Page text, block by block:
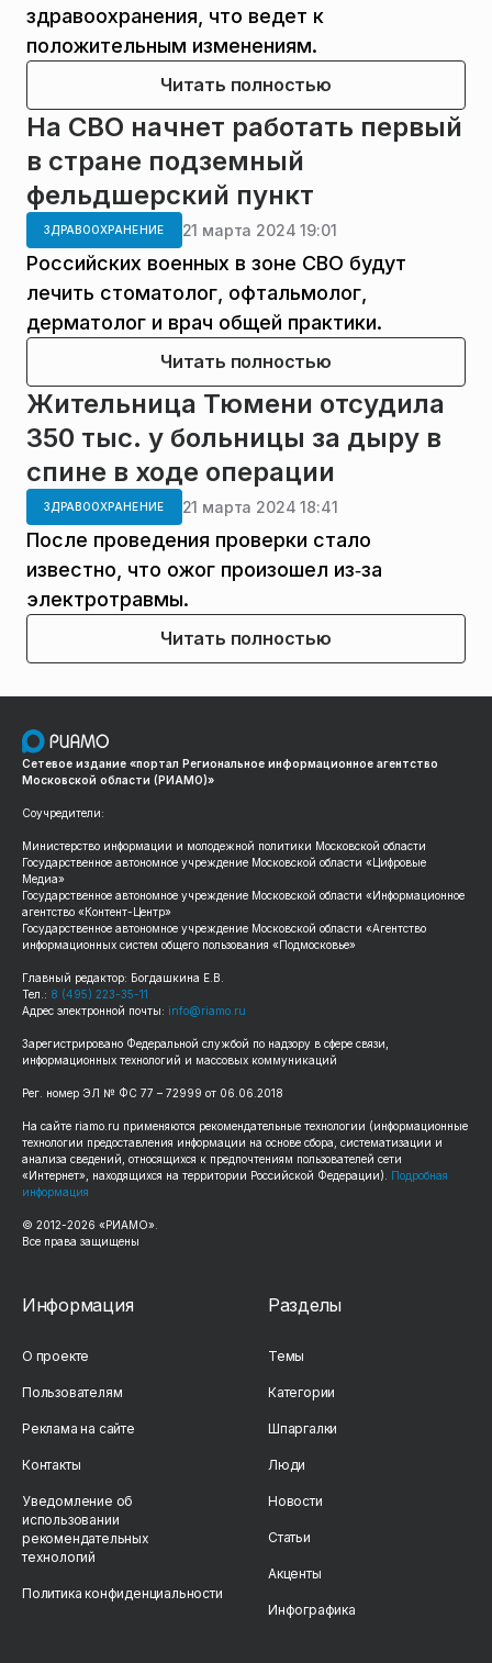
здравоохранения, что ведет к
положительным изменениям.
Читать полностью
На СВО начнет работать первый
в стране подземный
фельдшерский пункт
ЗДРАВООХРАНЕНИЕ 21 марта 2024 19:01
Российских военных в зоне СВО будут
лечить стоматолог, офтальмолог,
дерматолог и врач общей практики.
Читать полностью
Жительница Тюмени отсудила
350 тыс. у больницы за дыру в
спине в ходе операции
ЗДРАВООХРАНЕНИЕ 21 марта 2024 18:41
После проведения проверки стало
известно, что ожог произошел из‑за
электротравмы.
Читать полностью
Сетевое издание «портал Региональное информационное агентство
Московской области (РИАМО)»
Соучредители:
Министерство информации и молодежной политики Московской области
Государственное автономное учреждение Московской области «Цифровые
Медиа»
Государственное автономное учреждение Московской области «Информационное
агентство «Контент-Центр»
Государственное автономное учреждение Московской области «Агентство
информационных систем общего пользования «Подмосковье»
Главный редактор: Богдашкина Е.В.
Тел.: 8 (495) 223-35-11
Адрес электронной почты: info@riamo.ru
Зарегистрировано Федеральной службой по надзору в сфере связи,
информационных технологий и массовых коммуникаций
Рег. номер ЭЛ № ФС 77 – 72999 от 06.06.2018
На сайте riamo.ru применяются рекомендательные технологии (информационные
технологии предоставления информации на основе сбора, систематизации и
анализа сведений, относящихся к предпочтениям пользователей сети
«Интернет», находящихся на территории Российской Федерации).
Подробная
информация
© 2012-2026 «РИАМО».
Все права защищены
Информация
О проекте
Пользователям
Реклама на сайте
Контакты
Уведомление об
использовании
рекомендательных
технологий
Политика конфиденциальности
Разделы
Темы
Категории
Шпаргалки
Люди
Новости
Статьи
Акценты
Инфографика